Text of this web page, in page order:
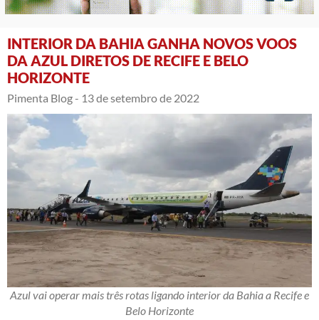
INTERIOR DA BAHIA GANHA NOVOS VOOS
DA AZUL DIRETOS DE RECIFE E BELO
HORIZONTE
Pimenta Blog - 13 de setembro de 2022
Azul vai operar mais três rotas ligando interior da Bahia a Recife e
Belo Horizonte